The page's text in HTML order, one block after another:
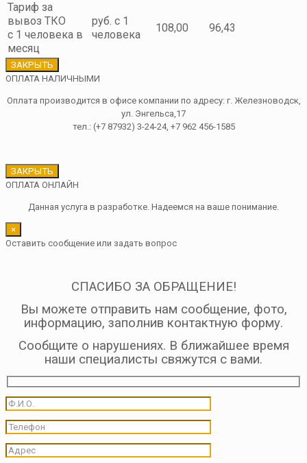
Тариф за
вывоз ТКО
с 1 человека в
месяц
руб. с 1
человека
108,00 96,43
ЗАКРЫТЬ
ОПЛАТА НАЛИЧНЫМИ
Оплата производится в офисе компании по адресу: г. Железноводск,
ул. Энгельса,17
тел.: (+7 87932) 3-24-24, +7 962 456-1585
ЗАКРЫТЬ
ОПЛАТА ОНЛАЙН
Данная услуга в разработке. Надеемся на ваше понимание.
×
Оставить сообщение или задать вопрос
СПАСИБО ЗА ОБРАЩЕНИЕ!
Вы можете отправить нам сообщение, фото,
информацию, заполнив контактную форму.
Сообщите о нарушениях. В ближайшее время
наши специалисты свяжутся с вами.